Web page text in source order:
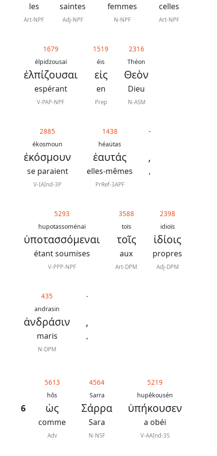
les
Art-NPF
saintes
Adj-NPF
femmes
N-NPF
celles
Art-NPF
1679
élpidzousaï
ἐλπίζουσαι
espérant
V-PAP-NPF
1519
éis
εἰς
en
Prep
2316
Théon
Θεὸν
Dieu
N-ASM
2885
ékosmoun
ἐκόσμουν
se paraient
V-IAInd-3P
1438
héaütas
ἑαυτάς
elles-mêmes
PrRef-3APF
-
,
,
5293
hupotassoménaï
ὑποτασσόμεναι
étant soumises
V-PPP-NPF
3588
toïs
τοῖς
aux
Art-DPM
2398
idioïs
ἰδίοις
propres
Adj-DPM
435
andrasin
ἀνδράσιν
maris
N-DPM
-
,
,
6
5613
hôs
ὡς
comme
Adv
4564
Sarra
Σάρρα
Sara
N-NSF
5219
hupêkousén
ὑπήκουσεν
a obéi
V-AAInd-3S